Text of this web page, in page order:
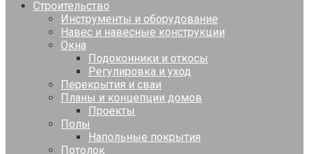
Строительство
Инструменты и оборудование
Навес и навесные конструкции
Окна
Подоконники и откосы
Регулировка и уход
Перекрытия и сваи
Планы и концепции домов
Проекты
Полы
Напольные покрытия
Потолок